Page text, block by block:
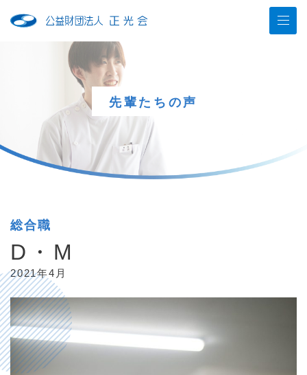
先輩たちの声
総合職
D・M
2021年4月